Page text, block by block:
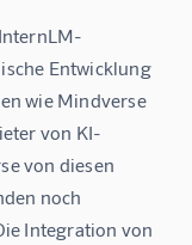
Entwicklung
wie Mindverse
von KI-
von diesen
noch
Integration von